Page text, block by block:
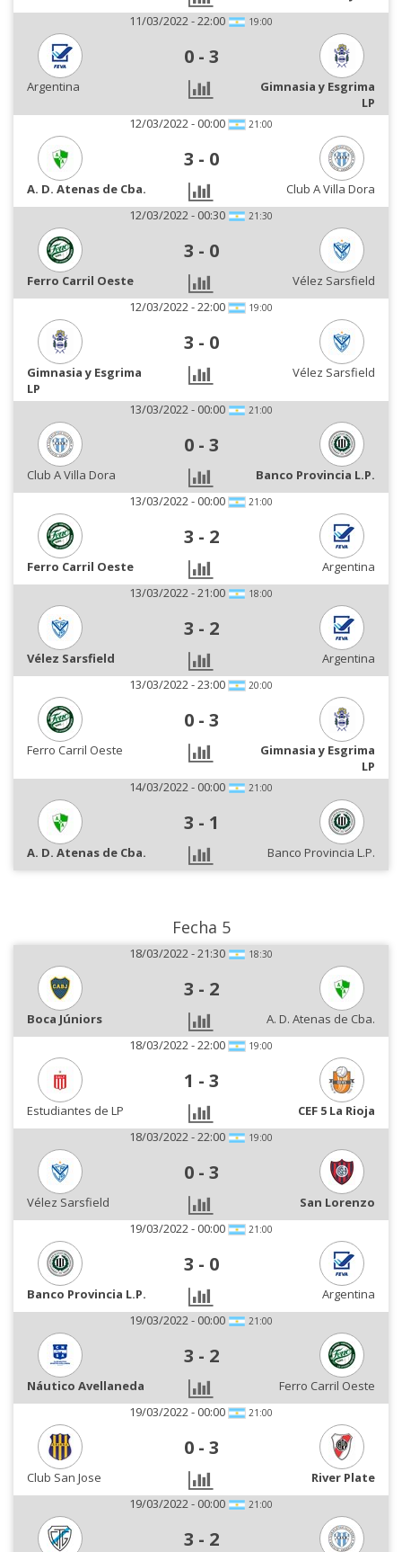
11/03/2022 - 22:00
19:00
0 - 3
Argentina
Gimnasia y Esgrima
LP
12/03/2022 - 00:00
21:00
3 - 0
A. D. Atenas de Cba.
Club A Villa Dora
12/03/2022 - 00:30
21:30
3 - 0
Ferro Carril Oeste
Vélez Sarsfield
12/03/2022 - 22:00
19:00
3 - 0
Gimnasia y Esgrima
LP
Vélez Sarsfield
13/03/2022 - 00:00 21:00
0 - 3
Club A Villa Dora
Banco Provincia L.P.
13/03/2022 - 00:00
21:00
3 - 2
Ferro Carril Oeste
Argentina
13/03/2022 - 21:00
18:00
3 - 2
Vélez Sarsfield
Argentina
13/03/2022 - 23:00
20:00
0 - 3
Ferro Carril Oeste
Gimnasia y Esgrima
LP
14/03/2022 - 00:00
21:00
3 - 1
A. D. Atenas de Cba. Banco Provincia L.P.
Fecha 5
18/03/2022 - 21:30 18:30
3 - 2
Boca Júniors
A. D. Atenas de Cba.
18/03/2022 - 22:00
19:00
1 - 3
Estudiantes de LP
CEF 5 La Rioja
18/03/2022 - 22:00
19:00
0 - 3
Vélez Sarsfield
San Lorenzo
19/03/2022 - 00:00
21:00
3 - 0
Banco Provincia L.P.
Argentina
19/03/2022 - 00:00
21:00
3 - 2
Náutico Avellaneda
Ferro Carril Oeste
19/03/2022 - 00:00
21:00
0 - 3
Club San Jose
River Plate
19/03/2022 - 00:00
21:00
3 - 2